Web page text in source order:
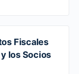
Fiscales
los Socios